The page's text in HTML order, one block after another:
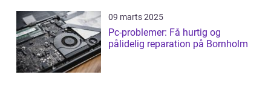
09 marts 2025
Pc-problemer: Få hurtig og
pålidelig reparation på Bornholm